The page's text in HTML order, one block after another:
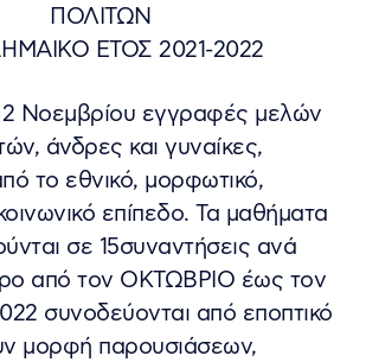
ΠΟΛΙΤΩΝ
ΕΤΟΣ 2021-2022
2 Νοεμβρίου εγγραφές μελών
άνδρες και γυναίκες,
το εθνικό, μορφωτικό,
επίπεδο. Τα μαθήματα
σε 15συναντήσεις ανά
από τον ΟΚΤΩΒΡΙΟ έως τον
συνοδεύονται από εποπτικό
μορφή παρουσιάσεων,